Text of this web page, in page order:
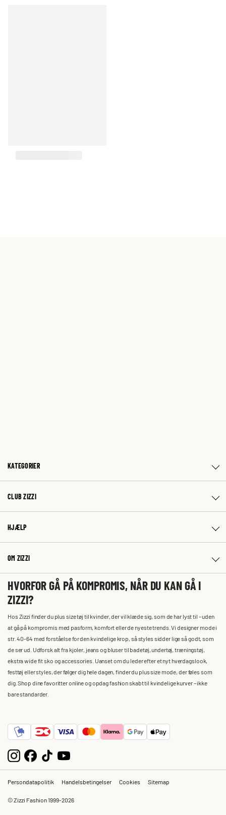
KATEGORIER
CLUB ZIZZI
HJÆLP
OM ZIZZI
HVORFOR GÅ PÅ KOMPROMIS, NÅR DU KAN GÅ I
ZIZZI?
Hos Zizzi finder du plus size tøj til kvinder, der vil klæde sig, som de har lyst til – uden
at gå på kompromis med pasform, komfort eller de nyeste trends. Vi designer mode i
str. 40-64 med forståelse for den kvindelige krop, så styles sidder lige så godt, som
de ser ud. Udforsk alt fra kjoler, jeans og bluser til badetøj, undertøj, træningstøj,
ekstra wide fit sko og accessories. Uanset om du leder efter et nyt hverdagslook,
festtøj eller styles, der følger dig hele dagen, finder du plus size mode, der føles som
dig. Shop dine favoritter online og opdag fashion skabt til kvindelige kurver – ikke
bare standarder.
Persondatapolitik Handelsbetingelser Cookies Sitemap
© Zizzi Fashion 1999-2026